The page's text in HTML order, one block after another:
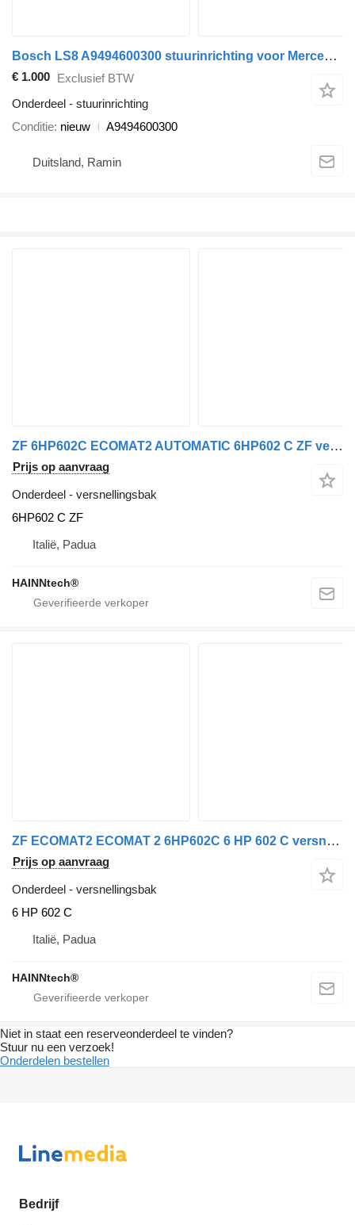
Bosch LS8 A9494600300 stuurinrichting voor Mercedes-Benz ACTROS AXOR bus
€ 1.000 Exclusief BTW
Onderdeel - stuurinrichting
Conditie nieuw A9494600300
Duitsland, Ramin
ZF 6HP602C ECOMAT2 AUTOMATIC 6HP602 C ZF versnellingsbak voor Mercedes-Benz Atego - Axor - Setra bus
Prijs op aanvraag
Onderdeel - versnellingsbak
6HP602 C ZF
Italië, Padua
HAINNtech®
ZF ECOMAT2 ECOMAT 2 6HP602C 6 HP 602 C versnellingsbak voor Mercedes-Benz Atego - Axor - Setra bus
Prijs op aanvraag
Onderdeel - versnellingsbak
6 HP 602 C
Italië, Padua
HAINNtech®
Niet in staat een reserveonderdeel te vinden?
Stuur nu een verzoek!
Onderdelen bestellen
Bedrijf